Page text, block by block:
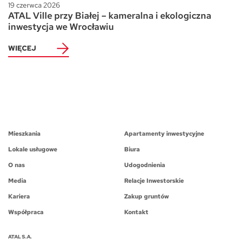
19 czerwca 2026
ATAL Ville przy Białej – kameralna i ekologiczna
inwestycja we Wrocławiu
WIĘCEJ
Mieszkania
Apartamenty inwestycyjne
Lokale usługowe
Biura
O nas
Udogodnienia
Media
Relacje Inwestorskie
Kariera
Zakup gruntów
Współpraca
Kontakt
ATAL S.A.